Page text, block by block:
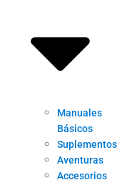
Manuales
Básicos
Suplementos
Aventuras
Accesorios